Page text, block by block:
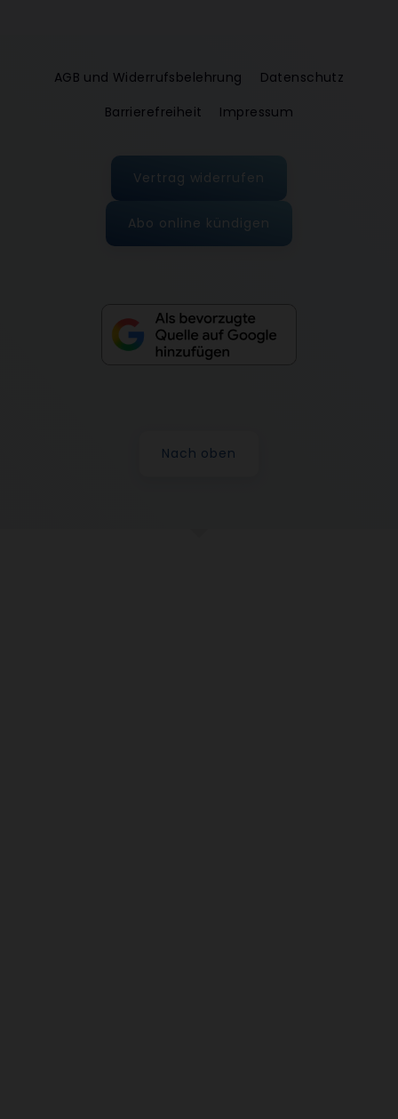
AGB und Widerrufsbelehrung
Datenschutz
Barrierefreiheit
Impressum
Vertrag widerrufen
Abo online kündigen
Nach oben